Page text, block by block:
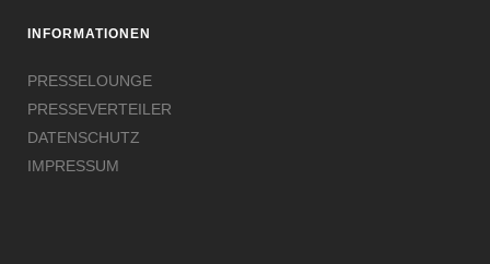
INFORMATIONEN
PRESSELOUNGE
PRESSEVERTEILER
DATENSCHUTZ
IMPRESSUM